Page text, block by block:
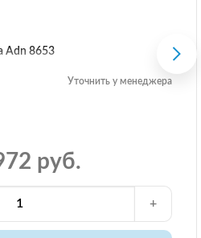
Adn 8653
Уточнить у менеджера
руб.
+